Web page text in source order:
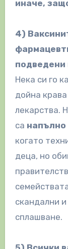
иначе,
4)
подведени
Нека си го
дойна
лекарства.
са напълно
когато
деца, но
скандални
сплашване.